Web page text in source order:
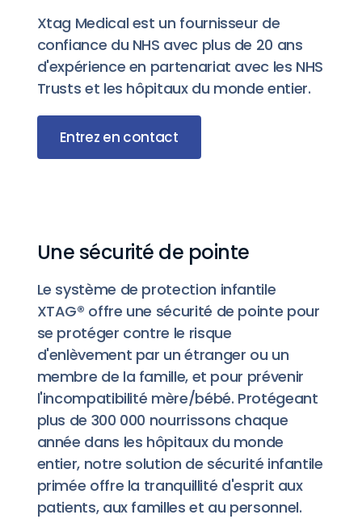
Xtag Medical est un fournisseur de
confiance du NHS avec plus de 20 ans
d'expérience en partenariat avec les NHS
Trusts et les hôpitaux du monde entier.
Entrez en contact
Une sécurité de pointe
Le système de protection infantile
XTAG® offre une sécurité de pointe pour
se protéger contre le risque
d'enlèvement par un étranger ou un
membre de la famille, et pour prévenir
l'incompatibilité mère/bébé. Protégeant
plus de 300 000 nourrissons chaque
année dans les hôpitaux du monde
entier, notre solution de sécurité infantile
primée offre la tranquillité d'esprit aux
patients, aux familles et au personnel.